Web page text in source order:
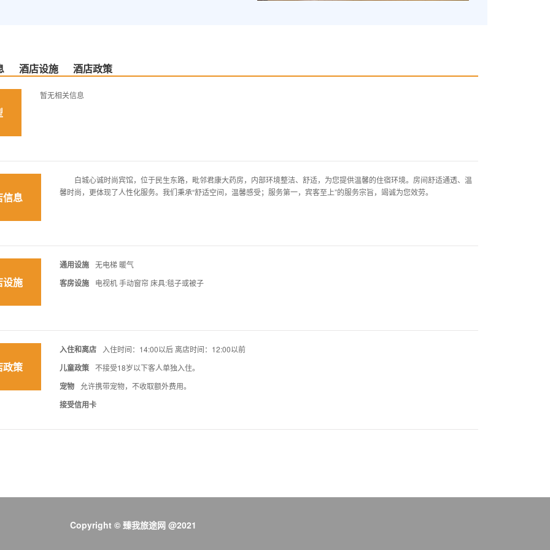
酒店设施 酒店政策
暂无相关信息
信息
白城心诚时尚宾馆，位于民生东路，毗邻君康大药房，内部环境整洁、舒适，为您提供温馨的住宿环境。房间舒适通透、温
馨时尚，更体现了人性化服务。我们秉承“舒适空间，温馨感受；服务第一，宾客至上”的服务宗旨，竭诚为您效劳。
设施
通用设施 无电梯 暖气
客房设施 电视机 手动窗帘 床具:毯子或被子
政策
入住和离店 入住时间：14:00以后 离店时间：12:00以前
儿童政策 不接受18岁以下客人单独入住。
宠物 允许携带宠物，不收取额外费用。
接受信用卡
Copyright © 臻我旅途网 @2021